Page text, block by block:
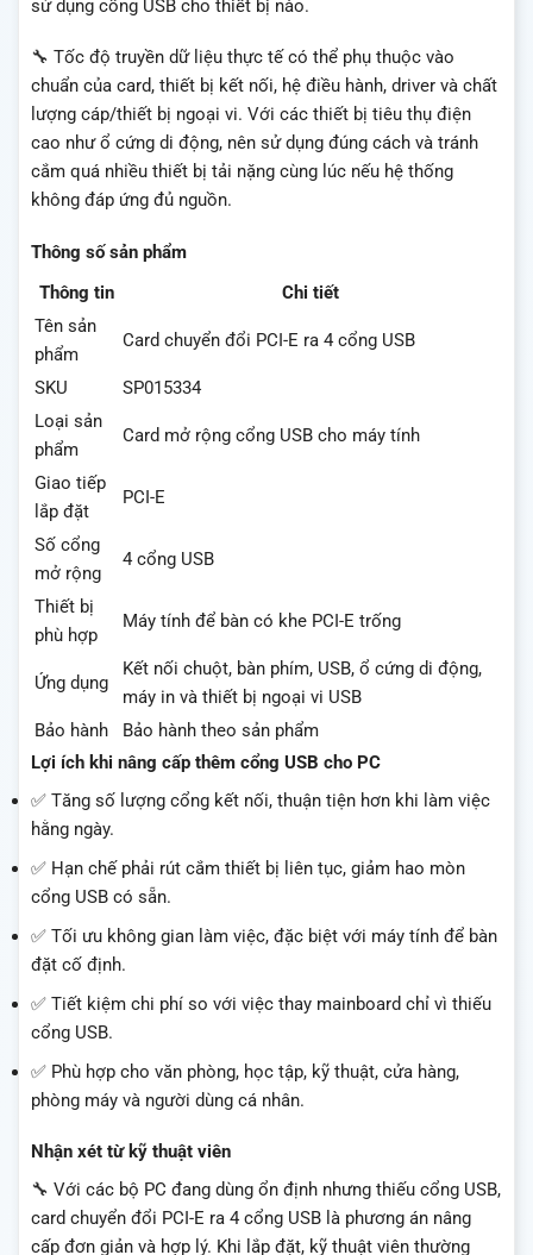
sử dụng cổng USB cho thiết bị nào.
🔧 Tốc độ truyền dữ liệu thực tế có thể phụ thuộc vào
chuẩn của card, thiết bị kết nối, hệ điều hành, driver và chất
lượng cáp/thiết bị ngoại vi. Với các thiết bị tiêu thụ điện
cao như ổ cứng di động, nên sử dụng đúng cách và tránh
cắm quá nhiều thiết bị tải nặng cùng lúc nếu hệ thống
không đáp ứng đủ nguồn.
Thông số sản phẩm
Thông tin
Chi tiết
Tên sản
phẩm
Card chuyển đổi PCI-E ra 4 cổng USB
SKU
SP015334
Loại sản
phẩm
Card mở rộng cổng USB cho máy tính
Giao tiếp
lắp đặt
PCI-E
Số cổng
mở rộng
4 cổng USB
Thiết bị
phù hợp
Máy tính để bàn có khe PCI-E trống
Ứng dụng
Kết nối chuột, bàn phím, USB, ổ cứng di động,
máy in và thiết bị ngoại vi USB
Bảo hành
Bảo hành theo sản phẩm
Lợi ích khi nâng cấp thêm cổng USB cho PC
✅ Tăng số lượng cổng kết nối, thuận tiện hơn khi làm việc
hằng ngày.
✅ Hạn chế phải rút cắm thiết bị liên tục, giảm hao mòn
cổng USB có sẵn.
✅ Tối ưu không gian làm việc, đặc biệt với máy tính để bàn
đặt cố định.
✅ Tiết kiệm chi phí so với việc thay mainboard chỉ vì thiếu
cổng USB.
✅ Phù hợp cho văn phòng, học tập, kỹ thuật, cửa hàng,
phòng máy và người dùng cá nhân.
Nhận xét từ kỹ thuật viên
🔧 Với các bộ PC đang dùng ổn định nhưng thiếu cổng USB,
card chuyển đổi PCI-E ra 4 cổng USB là phương án nâng
cấp đơn giản và hợp lý. Khi lắp đặt, kỹ thuật viên thường